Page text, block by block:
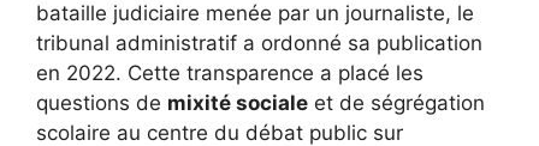
bataille judiciaire menée par un journaliste, le
tribunal administratif a ordonné sa publication
en 2022. Cette transparence a placé les
questions de mixité sociale et de ségrégation
scolaire au centre du débat public sur